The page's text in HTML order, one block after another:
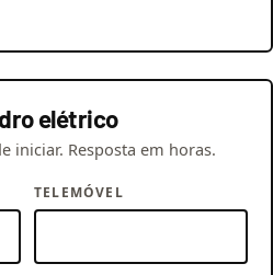
elétrico
iniciar. Resposta em horas.
TELEMÓVEL